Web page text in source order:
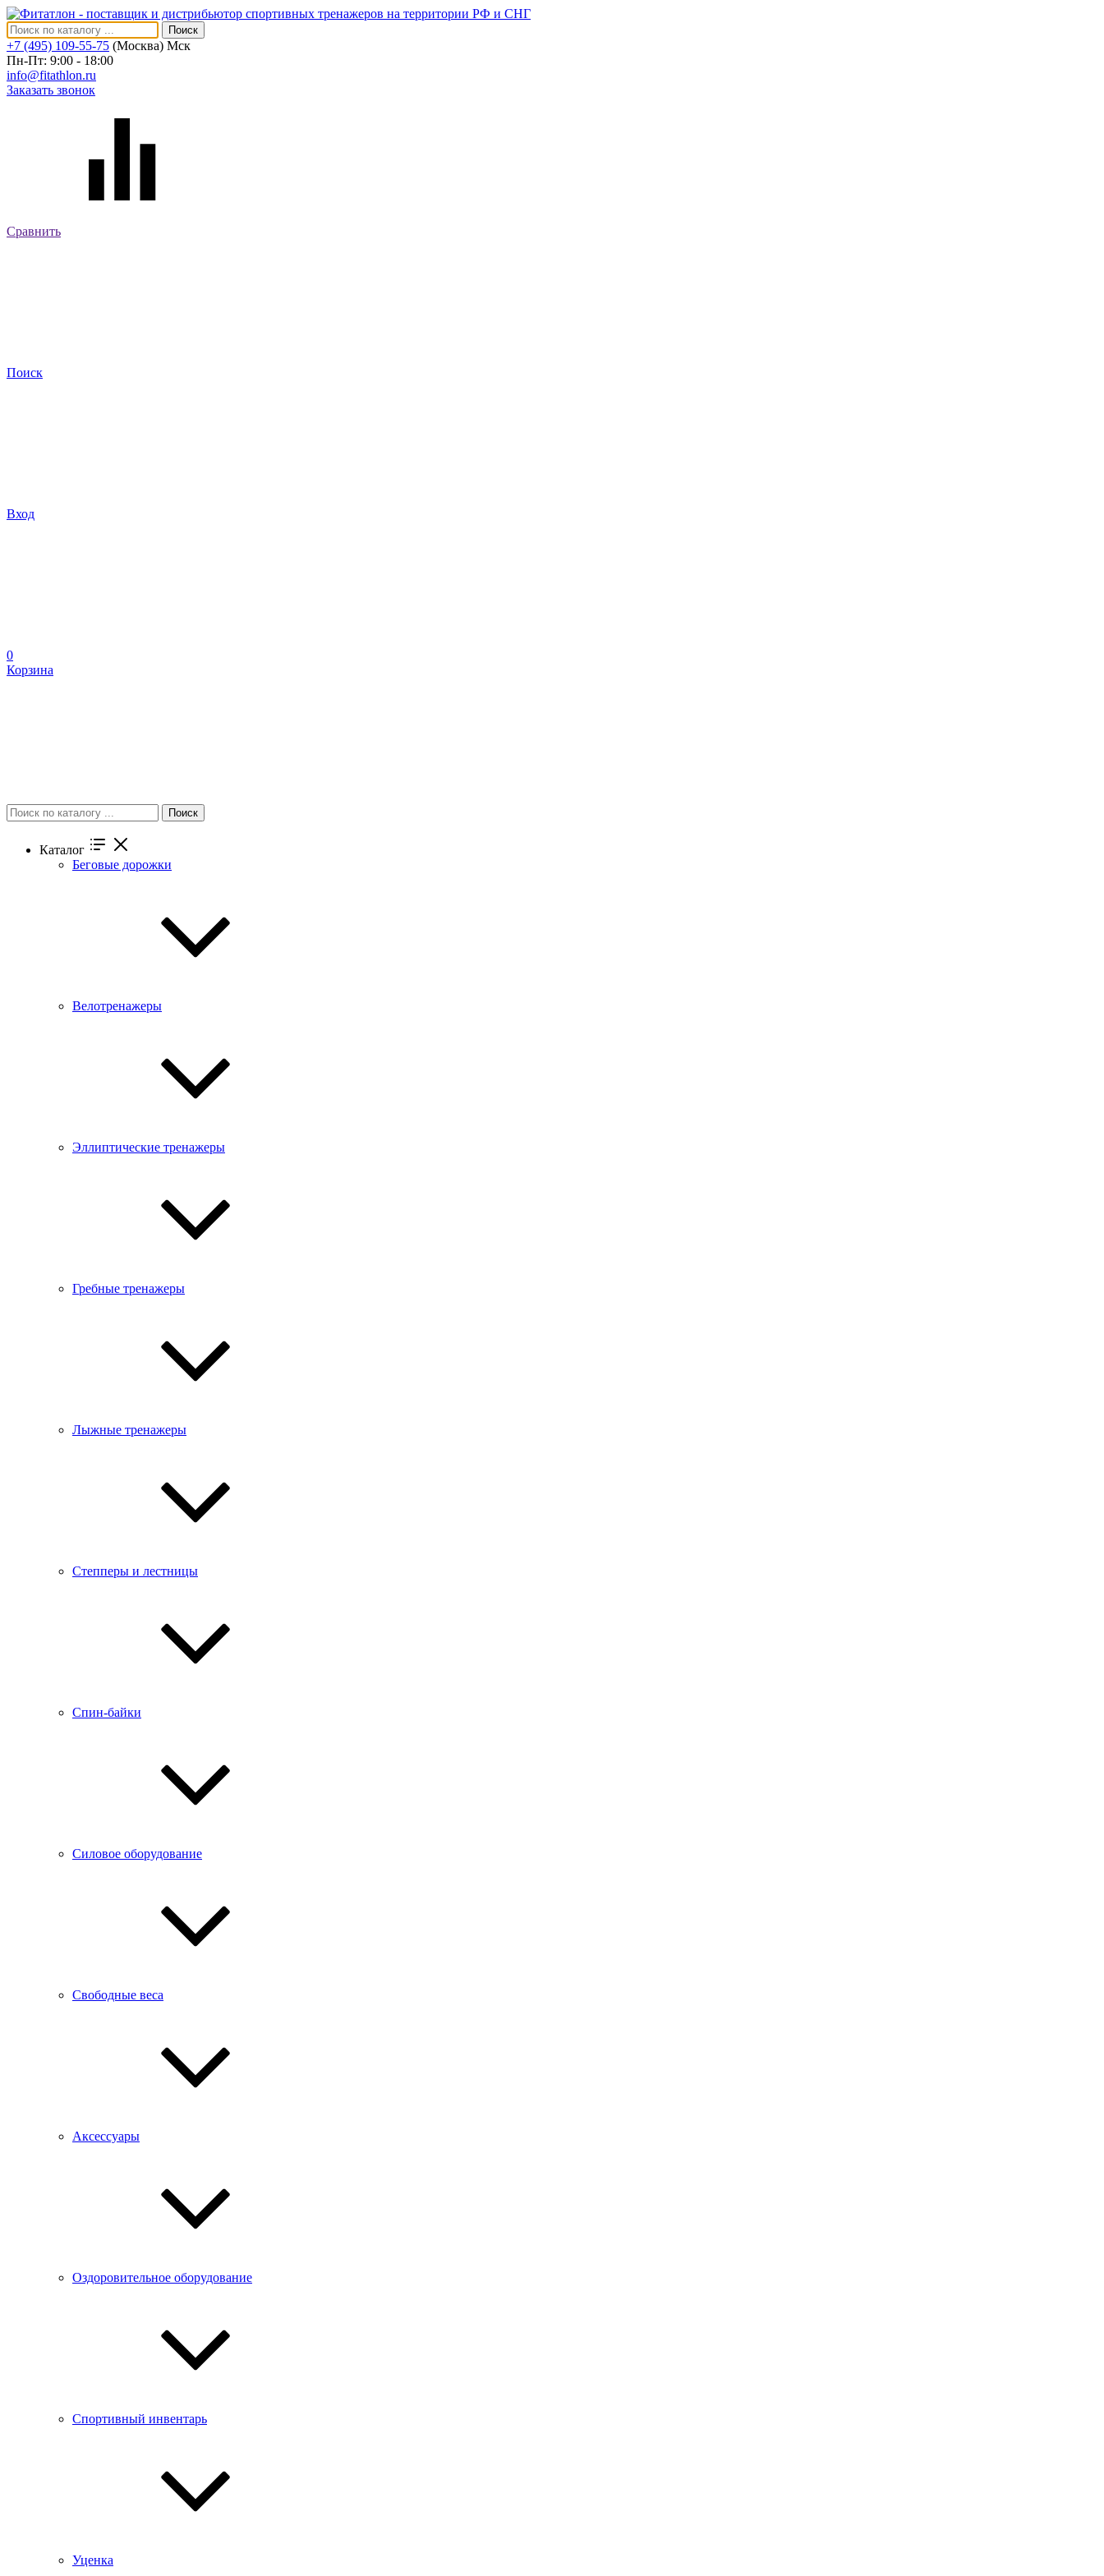
Поиск
+7 (495) 109-55-75 (Москва) Мск
Пн-Пт: 9:00 - 18:00
info@fitathlon.ru
Заказать звонок
Сравнить
Поиск
Вход
0
Корзина
Поиск
Каталог
Беговые дорожки
Велотренажеры
Эллиптические тренажеры
Гребные тренажеры
Лыжные тренажеры
Степперы и лестницы
Спин-байки
Силовое оборудование
Свободные веса
Аксессуары
Оздоровительное оборудование
Спортивный инвентарь
Уценка